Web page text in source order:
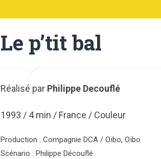
Le p’tit bal
Réalisé par Philippe Decouflé
1993 / 4 min / France / Couleur
Production : Compagnie DCA / Oïbo, Oïbo
Scénario : Philippe Découflé